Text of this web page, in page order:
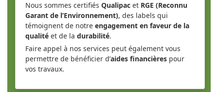
Nous sommes certifiés Qualipac et RGE (Reconnu
Garant de l’Environnement), des labels qui
témoignent de notre engagement en faveur de la
qualité et de la durabilité.
Faire appel à nos services peut également vous
permettre de bénéficier d’aides financières pour
vos travaux.